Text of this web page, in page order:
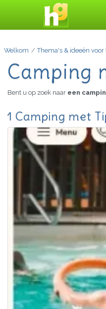
Welkom Thema's & ideeën
Camping
Bent u op zoek naar een
1 Camping met